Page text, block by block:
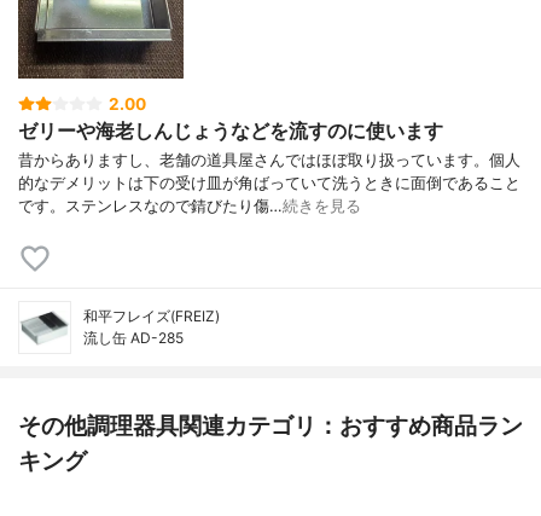
2.00
ゼリーや海老しんじょうなどを流すのに使います
昔からありますし、老舗の道具屋さんではほぼ取り扱っています。個人
的なデメリットは下の受け皿が角ばっていて洗うときに面倒であること
です。ステンレスなので錆びたり傷…続きを見る
和平フレイズ(FREIZ)
流し缶 AD-285
その他調理器具関連カテゴリ：おすすめ商品ラン
キング